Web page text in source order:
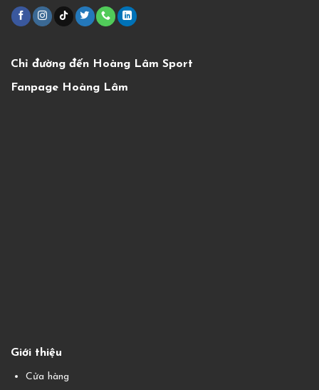
Giới thiệu
Cửa hàng
Chỉ đường đến Hoàng Lâm Sport
Fanpage Hoàng Lâm